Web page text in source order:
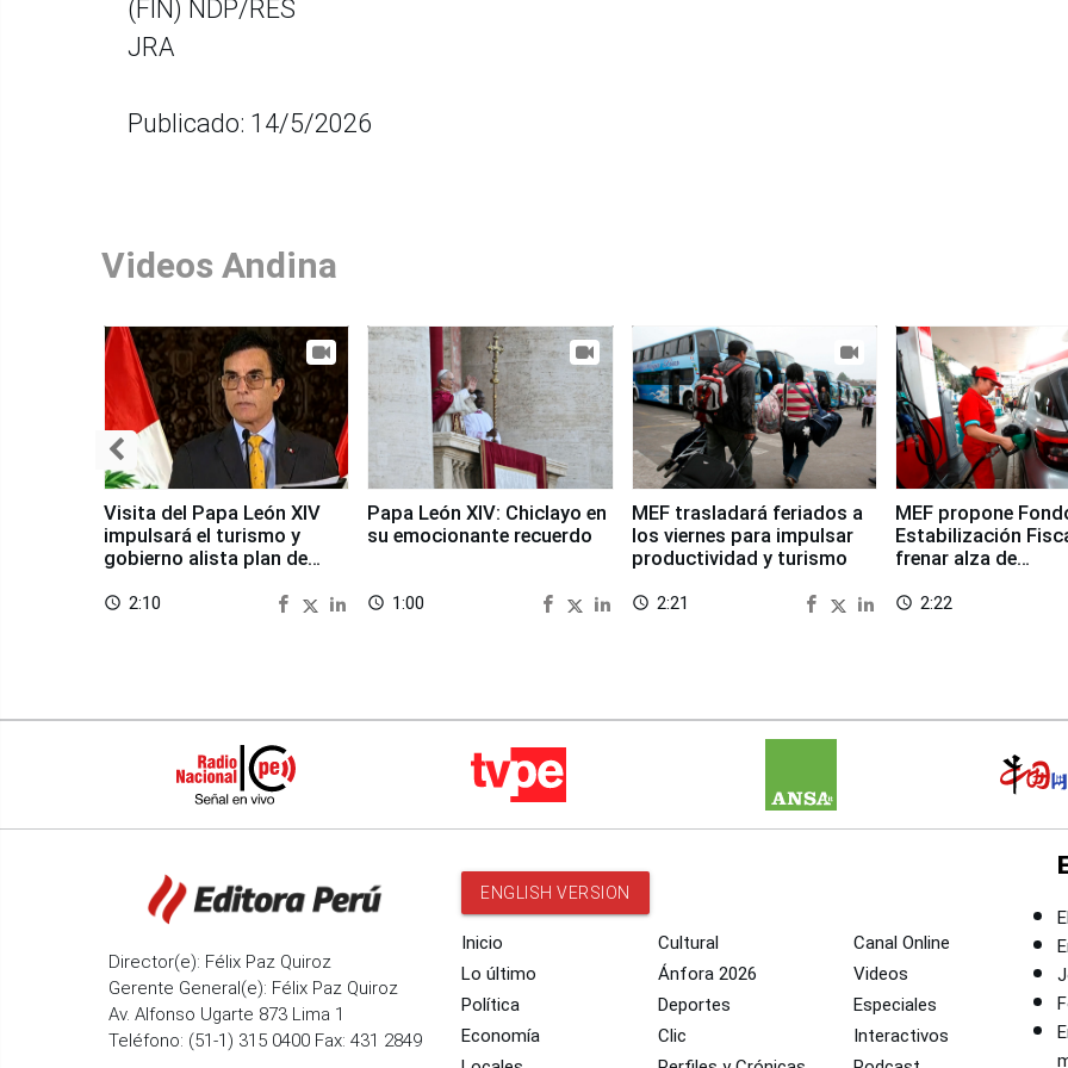
(FIN) NDP/RES
JRA
Publicado: 14/5/2026
Videos Andina
Visita del Papa León XIV
impulsará el turismo y
gobierno alista plan de
access_time 2:10
Papa León XIV: Chiclayo en
su emocionante recuerdo
access_time 1:00
MEF trasladará feriados a
los viernes para impulsar
productividad y turismo
access_time 2:21
MEF propone
Estabilización
frenar alza de
access_time 2:22
Director(e): Félix Paz Quiroz
Gerente General(e): Félix Paz Quiroz
Av. Alfonso Ugarte 873 Lima 1
Teléfono: (51-1) 315 0400 Fax: 431 2849
ENGLISH VERSION
Inicio
Lo último
Política
Economía
Cultural
Ánfora 2026
Deportes
Clic
Canal Online
Videos
Especiales
Interactivos